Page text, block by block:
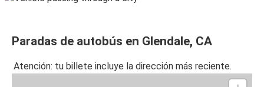
Paradas de autobús en Glendale, CA
Atención: tu billete incluye la dirección más reciente.